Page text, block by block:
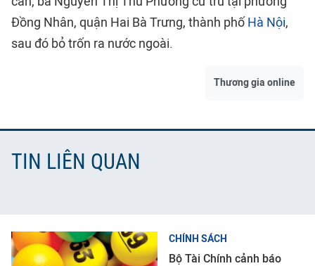
Đồng Nhân, quận Hai Bà Trưng, thành phốHà Nội,
sau đó bỏ trốn ra nước ngoài.
Thương gia online
TIN LIÊN QUAN
CHÍNH SÁCH
Bộ Tài Chính cảnh báo